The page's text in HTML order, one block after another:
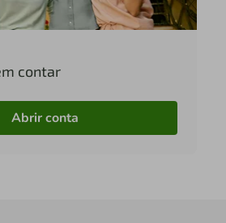
contar
Abrir conta